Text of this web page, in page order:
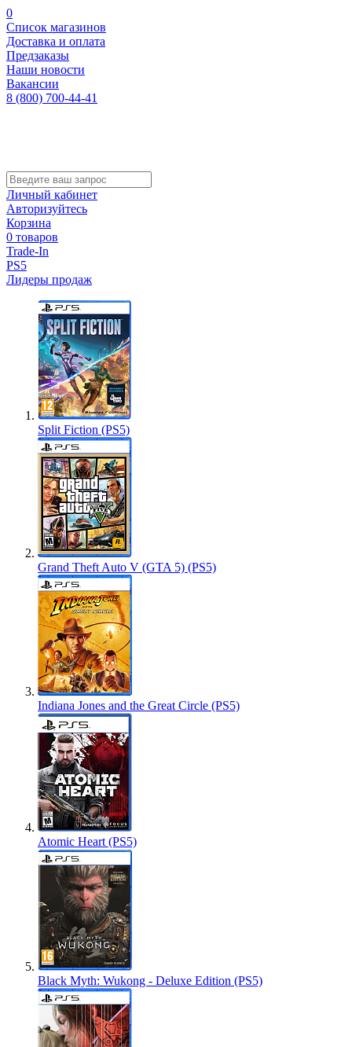
0
Список магазинов
Доставка и оплата
Предзаказы
Наши новости
Вакансии
8 (800) 700-44-41
Личный кабинет
Авторизуйтесь
Корзина
0 товаров
Trade-In
PS5
Лидеры продаж
Split Fiction (PS5)
Grand Theft Auto V (GTA 5) (PS5)
Indiana Jones and the Great Circle (PS5)
Atomic Heart (PS5)
Black Myth: Wukong - Deluxe Edition (PS5)